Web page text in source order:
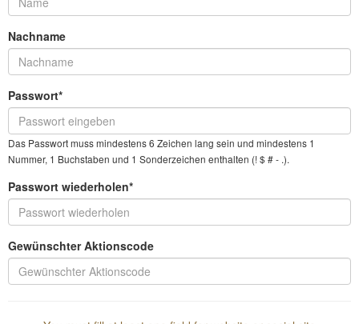
Nachname
Passwort*
Das Passwort muss mindestens 6 Zeichen lang sein und mindestens 1
Nummer, 1 Buchstaben und 1 Sonderzeichen enthalten (! $ # - .).
Passwort wiederholen*
Gewünschter Aktionscode